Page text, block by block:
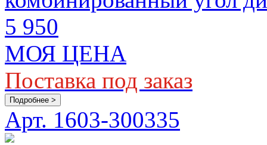
5 950
МОЯ ЦЕНА
Поставка под заказ
Подробнее >
Арт. 1603-300335